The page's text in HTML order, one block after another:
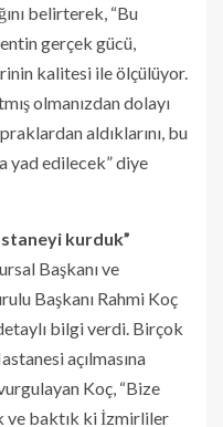
belirterek, “Bu
gerçek gücü,
kalitesi ile ölçülüyor.
olmanızdan dolayı
aldıklarını, bu
yad edilecek” diye
kurduk”
Başkanı ve
Başkanı Rahmi Koç
bilgi verdi. Birçok
açılmasına
Koç, “Bize
ve baktık ki İzmirliler